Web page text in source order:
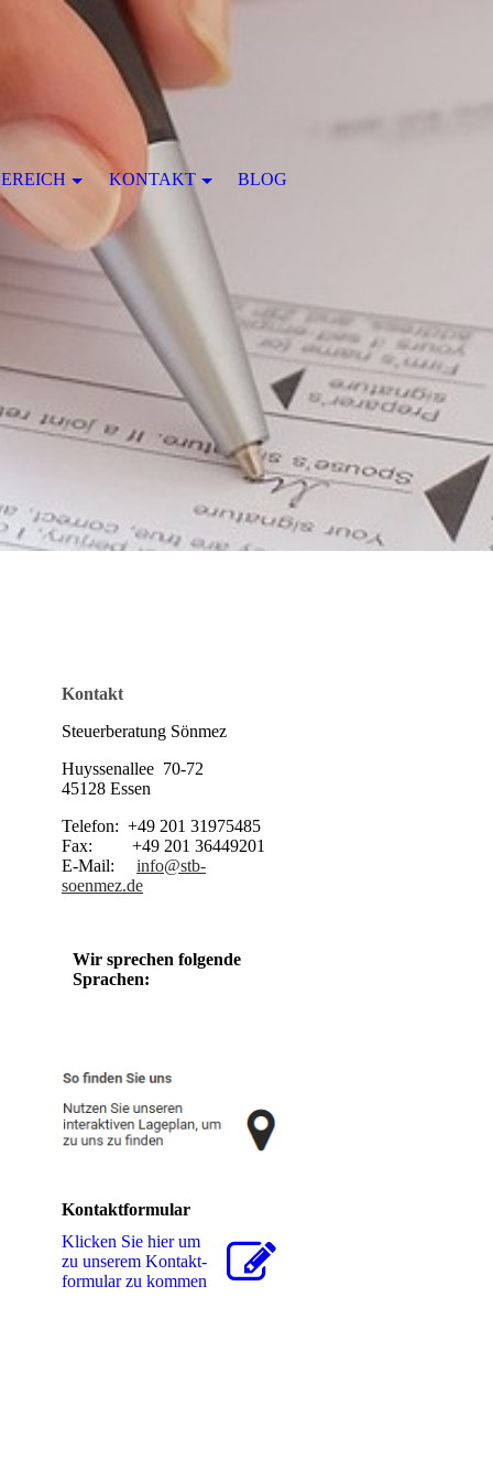
Kontakt
Steuerberatung Sönmez
Huyssenallee 70-72
45128 Essen
Telefon: +49 201 31975485
Fax: +49 201 36449201
E-Mail: info@stb-
soenmez.de
Wir sprechen folgende
Sprachen:
Kontaktformular
Klicken Sie hier um
zu unserem Kon­takt­
for­mu­lar zu kommen
KONTAKT BLOG